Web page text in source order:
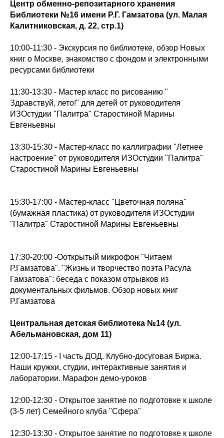
Центр обменно-репозитарного хранения
Библиотеки №16 имени Р.Г. Гамзатова (ул. Малая
Калитниковская, д. 22, стр.1)
10:00-11:30 - Экскурсия по библиотеке, обзор Новых
книг о Москве, знакомство с фондом и электронными
ресурсами библиотеки
11:30-13:30 - Мастер класс по рисованию "
Здравствуй, лето!" для детей от руководителя
ИЗОстудии "Палитра" Старостиной Марины
Евгеньевны
13:30-15:30 - Мастер-класс по каллиграфии "Летнее
настроение" от руководителя ИЗОстудии "Палитра"
Старостиной Марины Евгеньевны
15:30-17:00 - Мастер-класс "Цветочная поляна"
(бумажная пластика) от руководителя ИЗОстудии
"Палитра" Старостиной Марины Евгеньевны
17:30-20:00 -Ооткрытый микрофон "Читаем
Р.Гамзатова". "Жизнь и творчество поэта Расула
Гамзатова": беседа с показом отрывков из
документальных фильмов. Обзор новых книг
Р.Гамзатова
Центральная детская библиотека №14 (ул.
Абельмановская, дом 11)
12:00-17:15 - I часть ДОД. Клубно-досуговая Биржа.
Наши кружки, студии, интерактивные занятия и
лаборатории. Марафон демо-уроков
12:00-12:30 - Открытое занятие по подготовке к школе
(3-5 лет) Семейного клуба "Сфера"
12:30-13:30 - Открытое занятие по подготовке к школе